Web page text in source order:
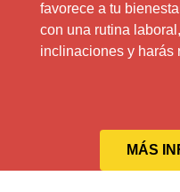
favorece a tu
con una rutina
inclinaciones y harás
MÁS